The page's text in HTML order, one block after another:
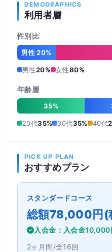
DEMOGRAPHICS
利用者層
性別比
男性 20%
男性20% 女性80%
年齢層
35%
20代35% 30代35% 40代
PICK UP PLAN
おすすめプラン
スタンダードコース
総額78,000円
入会金：入会金10,000
2ヶ月間/全16回